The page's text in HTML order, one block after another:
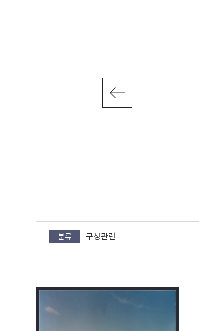
분류 구청관련